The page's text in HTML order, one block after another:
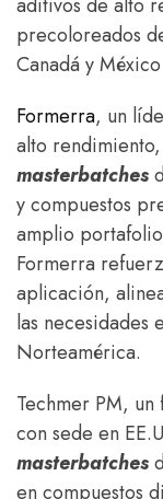
precoloreados
Canadá y México
Formerra, un
alto
masterbatches
y compuestos
amplio
Formerra
aplicación,
las necesidades
Norteamérica.
Techmer PM,
con sede en
masterbatches
en compuestos